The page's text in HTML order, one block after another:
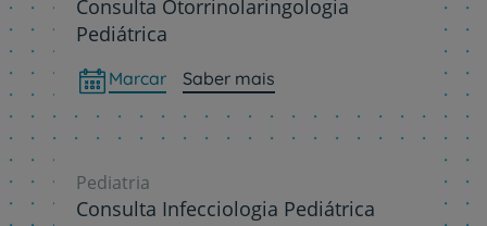
Consulta Otorrinolaringologia
Pediátrica
Marcar Saber mais
Pediatria
Consulta Infecciologia Pediátrica